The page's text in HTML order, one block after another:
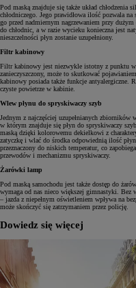
Pod maską znajduje się także układ chłodzenia
chłodniczego. Jego prawidłowa ilość pozwala
go przed nadmiernym nagrzewaniem przy
do chłodnic, a w razie wycieku konieczna jest
nieszczelności płyn zostanie uzupełniony.
Filtr kabinowy
Filtr kabinowy jest niezwykle istotny z punktu
zanieczyszczony, może to skutkować
kabinowy posiada także funkcje antyalergiczne.
czyste powietrze w kabinie.
Wlew płynu do spryskiwaczy szyb
Jednym z najczęściej uzupełnianych
w którym znajduje się płyn do spryskiwaczy
maską dzięki kolorowemu dekielkowi z
zatyczkę i wlać do środka odpowiednią ilość
przeznaczony do niskich temperatur, co
przewodów i mechanizmu spryskiwaczy.
Żarówki lamp
Pod maską samochodu jest także dostęp do
wymaga od nas nieco większej gimnastyki. Bez
– jazda z niepełnym oświetleniem wpływa na
może skończyć się zatrzymaniem przez policję.
Dowiedz się więcej